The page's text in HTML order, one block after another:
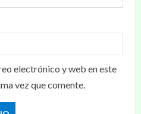
electrónico y web en este
vez que comente.